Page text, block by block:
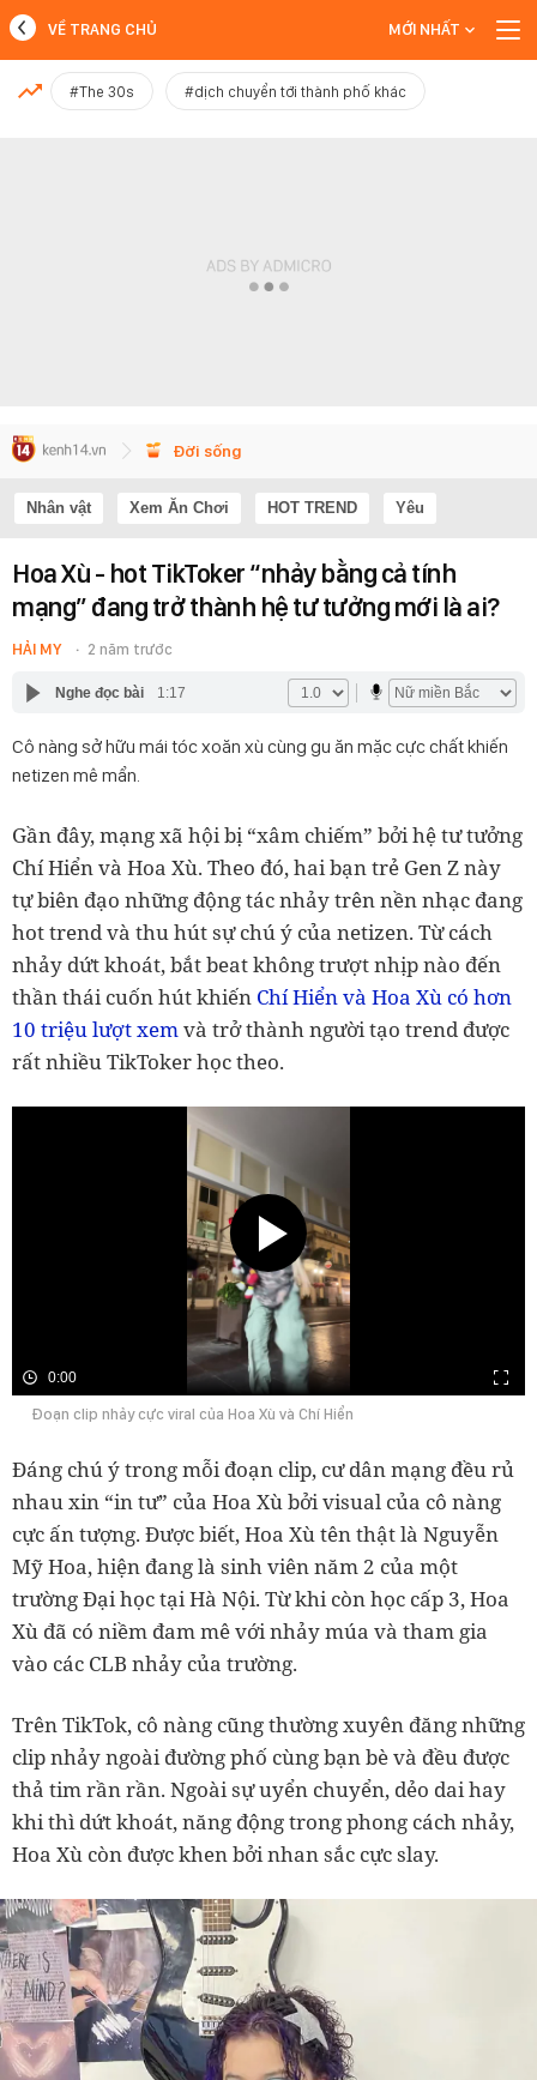
MỚI NHẤT
VỀ TRANG CHỦ MỚI NHẤT
#The 30s #dịch chuyển tới thành phố khác
Đời sống
Nhân vật Xem Ăn Chơi HOT TREND Yêu
Hoa Xù - hot TikToker “nhảy bằng cả tính
mạng” đang trở thành hệ tư tưởng mới là ai?
HẢI MY 2 năm trước
Nghe đọc bài 1:17
Cô nàng sở hữu mái tóc xoăn xù cùng gu ăn mặc cực chất khiến
netizen mê mẩn.
Gần đây, mạng xã hội bị “xâm chiếm” bởi hệ tư tưởng
Chí Hiển và Hoa Xù. Theo đó, hai bạn trẻ Gen Z này
tự biên đạo những động tác nhảy trên nền nhạc đang
hot trend và thu hút sự chú ý của netizen. Từ cách
nhảy dứt khoát, bắt beat không trượt nhịp nào đến
thần thái cuốn hút khiến Chí Hiển và Hoa Xù có hơn
10 triệu lượt xemvà trở thành người tạo trend được
rất nhiều TikToker học theo.
0:00
Đoạn clip nhảy cực viral của Hoa Xù và Chí Hiển
Đáng chú ý trong mỗi đoạn clip, cư dân mạng đều rủ
nhau xin “in tư” của Hoa Xù bởi visual của cô nàng
cực ấn tượng. Được biết, Hoa Xù tên thật là Nguyễn
Mỹ Hoa, hiện đang là sinh viên năm 2 của một
trường Đại học tại Hà Nội. Từ khi còn học cấp 3, Hoa
Xù đã có niềm đam mê với nhảy múa và tham gia
vào các CLB nhảy của trường.
Trên TikTok, cô nàng cũng thường xuyên đăng những
clip nhảy ngoài đường phố cùng bạn bè và đều được
thả tim rần rần. Ngoài sự uyển chuyển, dẻo dai hay
khi thì dứt khoát, năng động trong phong cách nhảy,
Hoa Xù còn được khen bởi nhan sắc cực slay.